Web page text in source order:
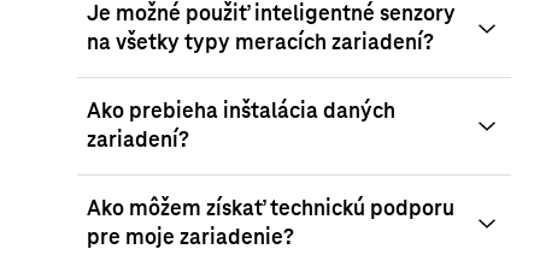
Je možné použiť inteligentné senzory
na všetky typy meracích zariadení?
Ako prebieha inštalácia daných
zariadení?
Ako môžem získať technickú podporu
pre moje zariadenie?